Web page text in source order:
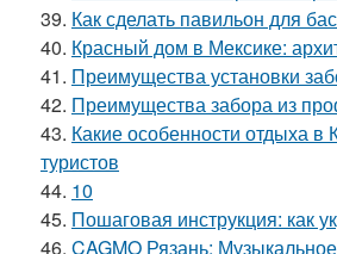
39. Как сделать павильон для
40. Красный дом в Мексике:
41. Преимущества установки
42. Преимущества забора из
43. Какие особенности отдыха в
туристов
44. 10
45. Пошаговая инструкция: как
46. CAGMO Рязань: